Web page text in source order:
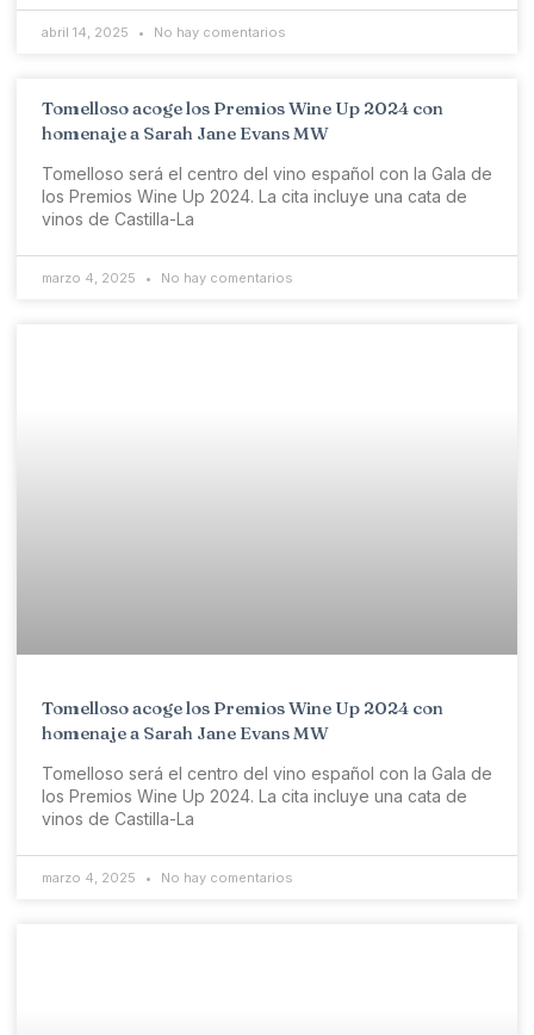
abril 14, 2025 No hay comentarios
Tomelloso acoge los Premios Wine Up 2024 con
homenaje a Sarah Jane Evans MW
Tomelloso será el centro del vino español con la Gala de
los Premios Wine Up 2024. La cita incluye una cata de
vinos de Castilla-La
marzo 4, 2025 No hay comentarios
Tomelloso acoge los Premios Wine Up 2024 con
homenaje a Sarah Jane Evans MW
Tomelloso será el centro del vino español con la Gala de
los Premios Wine Up 2024. La cita incluye una cata de
vinos de Castilla-La
marzo 4, 2025 No hay comentarios